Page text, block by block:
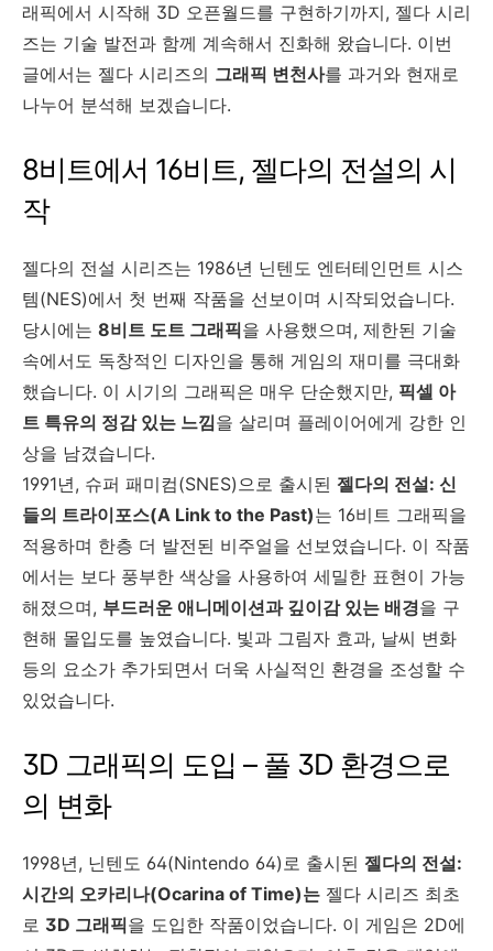
래픽에서 시작해 3D 오픈월드를 구현하기까지, 젤다 시리
즈는 기술 발전과 함께 계속해서 진화해 왔습니다. 이번
글에서는 젤다 시리즈의 그래픽 변천사를 과거와 현재로
나누어 분석해 보겠습니다.
8비트에서 16비트, 젤다의 전설의 시
작
젤다의 전설 시리즈는 1986년 닌텐도 엔터테인먼트 시스
템(NES)에서 첫 번째 작품을 선보이며 시작되었습니다.
당시에는 8비트 도트 그래픽을 사용했으며, 제한된 기술
속에서도 독창적인 디자인을 통해 게임의 재미를 극대화
했습니다. 이 시기의 그래픽은 매우 단순했지만, 픽셀 아
트 특유의 정감 있는 느낌을 살리며 플레이어에게 강한 인
상을 남겼습니다.
1991년, 슈퍼 패미컴(SNES)으로 출시된 젤다의 전설: 신
들의 트라이포스(A Link to the Past)는 16비트 그래픽을
적용하며 한층 더 발전된 비주얼을 선보였습니다. 이 작품
에서는 보다 풍부한 색상을 사용하여 세밀한 표현이 가능
해졌으며, 부드러운 애니메이션과 깊이감 있는 배경을 구
현해 몰입도를 높였습니다. 빛과 그림자 효과, 날씨 변화
등의 요소가 추가되면서 더욱 사실적인 환경을 조성할 수
있었습니다.
3D 그래픽의 도입 – 풀 3D 환경으로
의 변화
1998년, 닌텐도 64(Nintendo 64)로 출시된 젤다의 전설:
시간의 오카리나(Ocarina of Time)는 젤다 시리즈 최초
로 3D 그래픽을 도입한 작품이었습니다. 이 게임은 2D에